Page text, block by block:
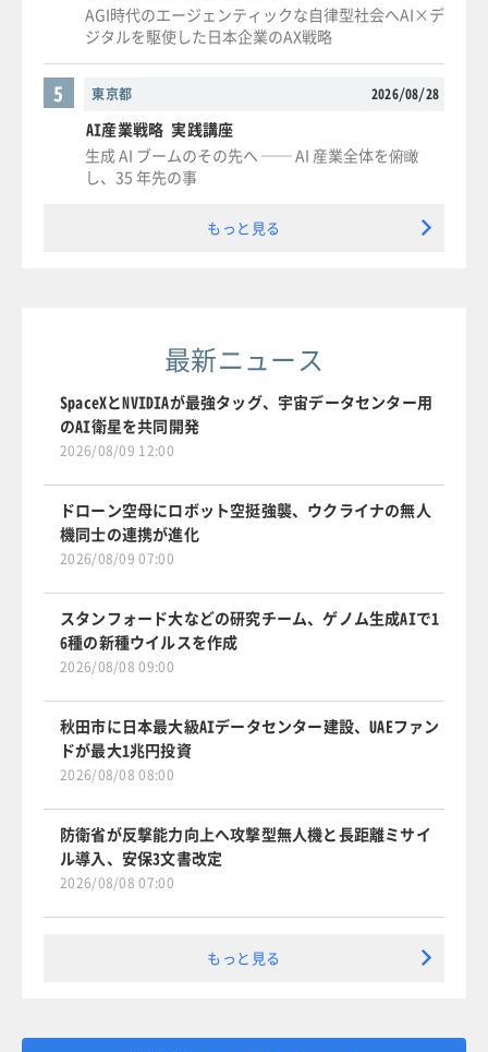
AGI時代のエージェンティックな自律型社会へAI×デ
ジタルを駆使した日本企業のAX戦略
東京都 2026/08/28
5
AI産業戦略 実践講座
生成 AI ブームのその先へ ── AI 産業全体を俯瞰
し、35 年先の事
もっと見る
最新ニュース
SpaceXとNVIDIAが最強タッグ、宇宙データセンター用
のAI衛星を共同開発
2026/08/09 12:00
ドローン空母にロボット空挺強襲、ウクライナの無人
機同士の連携が進化
2026/08/09 07:00
スタンフォード大などの研究チーム、ゲノム生成AIで1
6種の新種ウイルスを作成
2026/08/08 09:00
秋田市に日本最大級AIデータセンター建設、UAEファン
ドが最大1兆円投資
2026/08/08 08:00
防衛省が反撃能力向上へ攻撃型無人機と長距離ミサイ
ル導入、安保3文書改定
2026/08/08 07:00
もっと見る